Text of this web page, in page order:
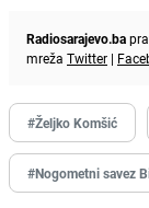
Radiosarajevo.ba
mreža Twitter |
#Željko Komšić
#Nogometni savez